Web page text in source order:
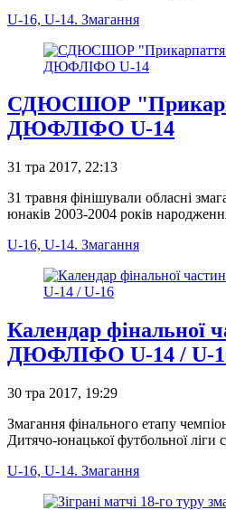
U-16, U-14. Змагання
СДЮСШОР
ДЮФЛІФО U-14
31 тра 2017, 22:13
31 травня фінішували обласні
юнаків 2003-2004 років
U-16, U-14. Змагання
Календар фінальної
ДЮФЛІФО U-14 / U-
30 тра 2017, 19:29
Змагання фінального етапу
Дитячо-юнацької футбольної ліги
U-16, U-14. Змагання